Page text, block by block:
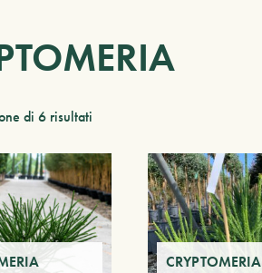
di 6 risultati
CRYPTOMERIA